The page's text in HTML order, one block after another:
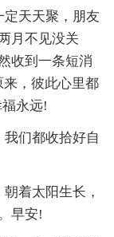
天天聚，朋友
月不见没关
收到一条短消
，彼此心里都
永远!
们都收拾好自
着太阳生长，
早安!